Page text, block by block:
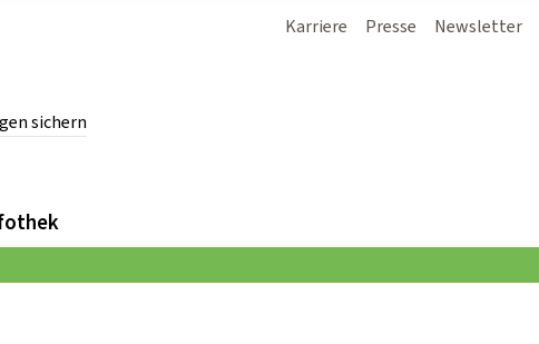
sichern
Karriere Presse Newsletter